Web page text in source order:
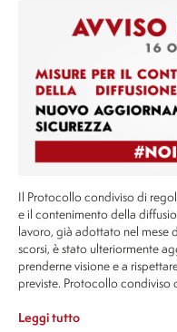
Il Protocollo condiviso di
e il contenimento della
lavoro, già adottato nel
scorsi, è stato ulteriormente
prenderne visione e a
previste. Protocollo
Leggi tutto